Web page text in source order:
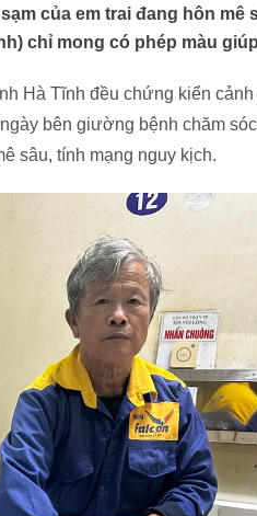
của em trai đang hôn mê
chỉ mong có phép màu
Hà Tĩnh đều chứng kiển
bên giường bệnh chăm
sâu, tính mạng nguy kịch.